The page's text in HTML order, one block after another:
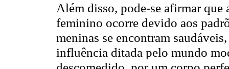
Além disso, pode-se afirmar
feminino ocorre devido aos
meninas se encontram
influência ditada pelo mundo